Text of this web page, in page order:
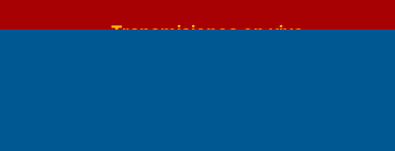
Transmisiones en vivo